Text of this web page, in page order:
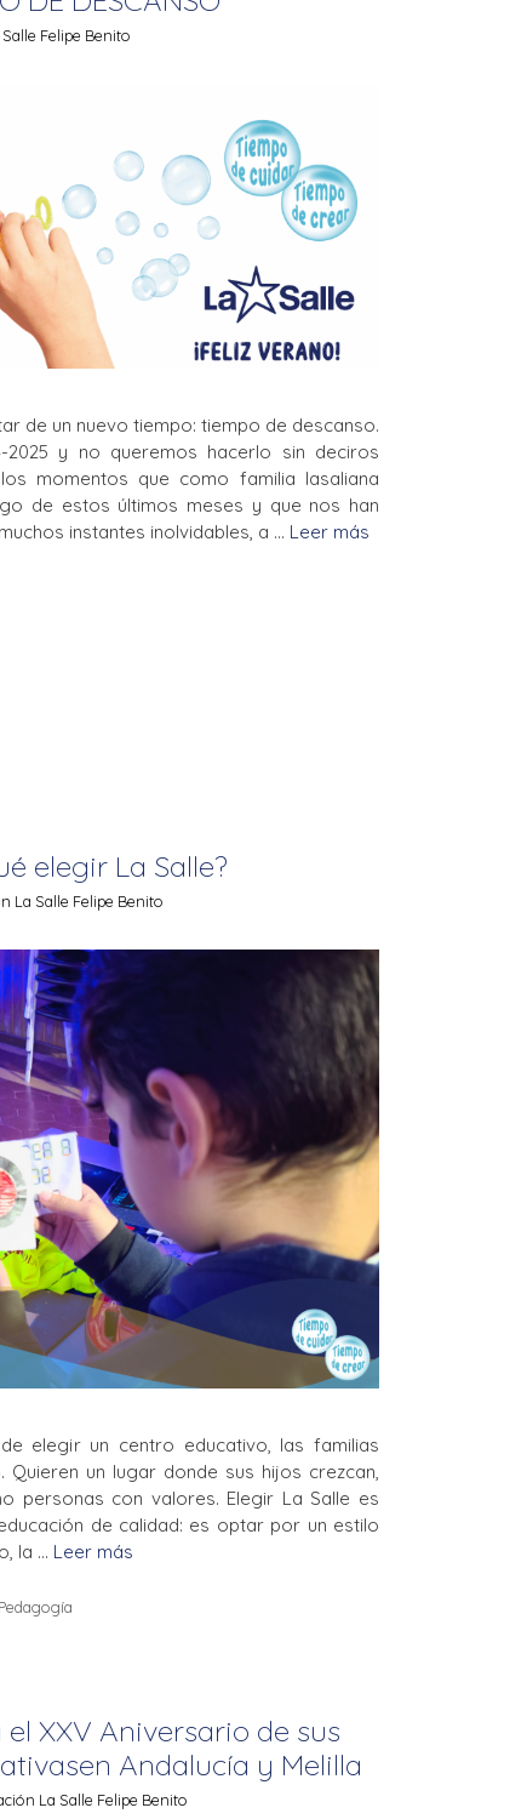
Felipe Benito
de un nuevo tiempo: tiempo de descanso.
2025 y no queremos hacerlo sin deciros
momentos que como familia lasaliana
de estos últimos meses y que nos han
instantes inolvidables, a … Leer más
elegir La Salle?
La Salle Felipe Benito
elegir un centro educativo, las familias
un lugar donde sus hijos crezcan,
personas con valores. Elegir La Salle es
de calidad: es optar por un estilo
la … Leer más
Pedagogía
el XXV Aniversario de sus
Andalucía y Melilla
La Salle Felipe Benito